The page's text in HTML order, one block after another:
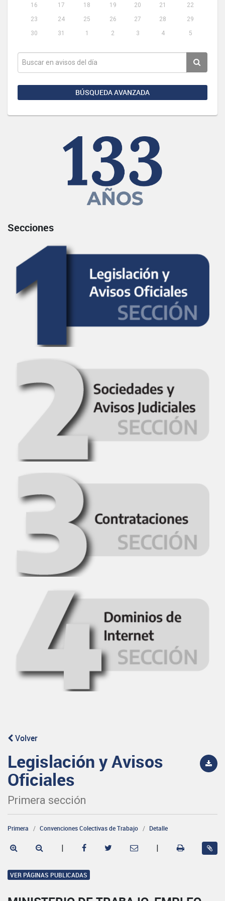
16
17 18 19 20 21
22
23
24 25 26 27 28
29
30
31 1 2 3 4 5
BÚSQUEDA AVANZADA
Secciones
Volver
Legislación y Avisos
Oficiales
Primera sección
Primera Convenciones Colectivas de Trabajo Detalle
| |
VER PÁGINAS PUBLICADAS